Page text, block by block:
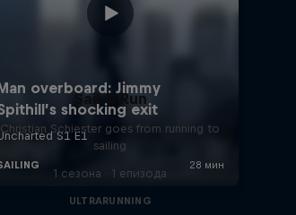
Sail & Run
Christian Schiester goes from running to
sailing
1 сезона · 1 епизода
ULTRARUNNING